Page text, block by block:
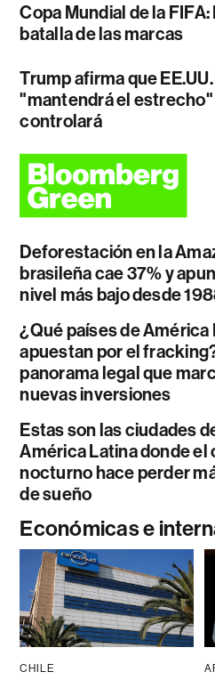
Copa Mundial de la FIFA:
batalla de las marcas
Trump afirma que EE.UU.
"mantendrá el estrecho"
controlará
Deforestación en la
brasileña cae 37% y
nivel más bajo desde
¿Qué países de América
apuestan por el
panorama legal que
nuevas inversiones
Estas son las ciudades
América Latina donde el
nocturno hace perder
de sueño
Económicas e
CHILE